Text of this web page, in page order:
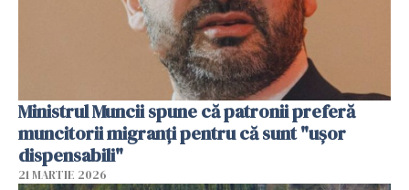
Ministrul Muncii spune că patronii preferă
muncitorii migranți pentru că sunt "uşor
dispensabili"
21 MARTIE 2026